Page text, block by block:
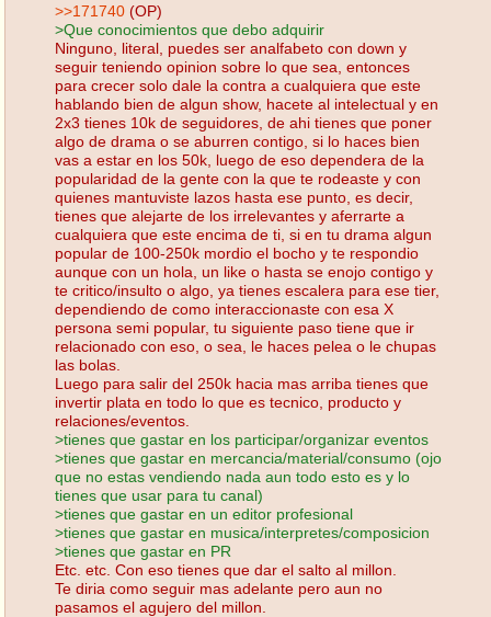
>>171740 (OP)
>Que conocimientos que debo adquirir
Ninguno, literal, puedes ser analfabeto con down y
seguir teniendo opinion sobre lo que sea, entonces
para crecer solo dale la contra a cualquiera que este
hablando bien de algun show, hacete al intelectual y en
2x3 tienes 10k de seguidores, de ahi tienes que poner
algo de drama o se aburren contigo, si lo haces bien
vas a estar en los 50k, luego de eso dependera de la
popularidad de la gente con la que te rodeaste y con
quienes mantuviste lazos hasta ese punto, es decir,
tienes que alejarte de los irrelevantes y aferrarte a
cualquiera que este encima de ti, si en tu drama algun
popular de 100-250k mordio el bocho y te respondio
aunque con un hola, un like o hasta se enojo contigo y
te critico/insulto o algo, ya tienes escalera para ese tier,
dependiendo de como interaccionaste con esa X
persona semi popular, tu siguiente paso tiene que ir
relacionado con eso, o sea, le haces pelea o le chupas
las bolas.
Luego para salir del 250k hacia mas arriba tienes que
invertir plata en todo lo que es tecnico, producto y
relaciones/eventos.
>tienes que gastar en los participar/organizar eventos
>tienes que gastar en mercancia/material/consumo (ojo
que no estas vendiendo nada aun todo esto es y lo
tienes que usar para tu canal)
>tienes que gastar en un editor profesional
>tienes que gastar en musica/interpretes/composicion
>tienes que gastar en PR
Etc. etc. Con eso tienes que dar el salto al millon.
Te diria como seguir mas adelante pero aun no
pasamos el agujero del millon.